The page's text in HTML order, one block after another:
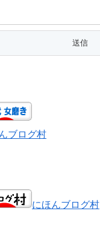
ブログ村
にほんブログ村